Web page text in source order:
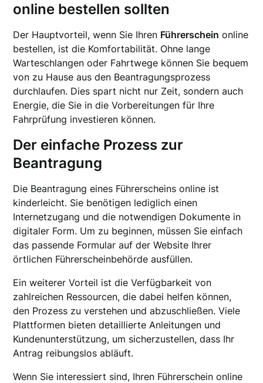
online bestellen sollten
Der Hauptvorteil, wenn Sie Ihren Führerschein online
bestellen, ist die Komfortabilität. Ohne lange
Warteschlangen oder Fahrtwege können Sie bequem
von zu Hause aus den Beantragungsprozess
durchlaufen. Dies spart nicht nur Zeit, sondern auch
Energie, die Sie in die Vorbereitungen für Ihre
Fahrprüfung investieren können.
Der einfache Prozess zur
Beantragung
Die Beantragung eines Führerscheins online ist
kinderleicht. Sie benötigen lediglich einen
Internetzugang und die notwendigen Dokumente in
digitaler Form. Um zu beginnen, müssen Sie einfach
das passende Formular auf der Website Ihrer
örtlichen Führerscheinbehörde ausfüllen.
Ein weiterer Vorteil ist die Verfügbarkeit von
zahlreichen Ressourcen, die dabei helfen können,
den Prozess zu verstehen und abzuschließen. Viele
Plattformen bieten detaillierte Anleitungen und
Kundenunterstützung, um sicherzustellen, dass Ihr
Antrag reibungslos abläuft.
Wenn Sie interessiert sind, Ihren Führerschein online